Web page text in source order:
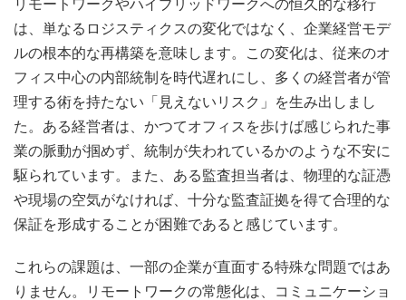
リモートワークやハイブリッドワークへの恒久的な移行
は、単なるロジスティクスの変化ではなく、企業経営モデ
ルの根本的な再構築を意味します。この変化は、従来のオ
フィス中心の内部統制を時代遅れにし、多くの経営者が管
理する術を持たない「見えないリスク」を生み出しまし
た。ある経営者は、かつてオフィスを歩けば感じられた事
業の脈動が掴めず、統制が失われているかのような不安に
駆られています。また、ある監査担当者は、物理的な証憑
や現場の空気がなければ、十分な監査証拠を得て合理的な
保証を形成することが困難であると感じています。
これらの課題は、一部の企業が直面する特殊な問題ではあ
りません。リモートワークの常態化は、コミュニケーショ